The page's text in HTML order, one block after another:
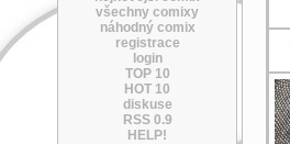
všechny comixy
náhodný comix
registrace
login
TOP 10
HOT 10
diskuse
RSS 0.9
HELP!